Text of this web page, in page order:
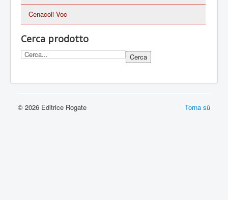
Cenacoli Voc
Cerca prodotto
Torna sù
© 2026 Editrice Rogate